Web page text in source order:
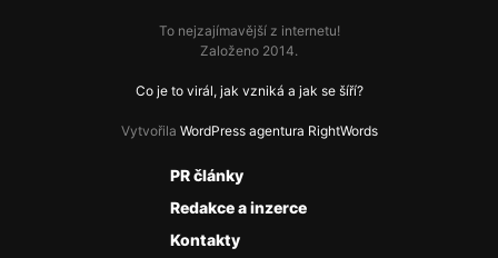
To nejzajímavější z internetu!
Založeno 2014.
Co je to virál, jak vzniká a jak se šíří?
Vytvořila WordPress agentura RightWords
PR články
Redakce a inzerce
Kontakty